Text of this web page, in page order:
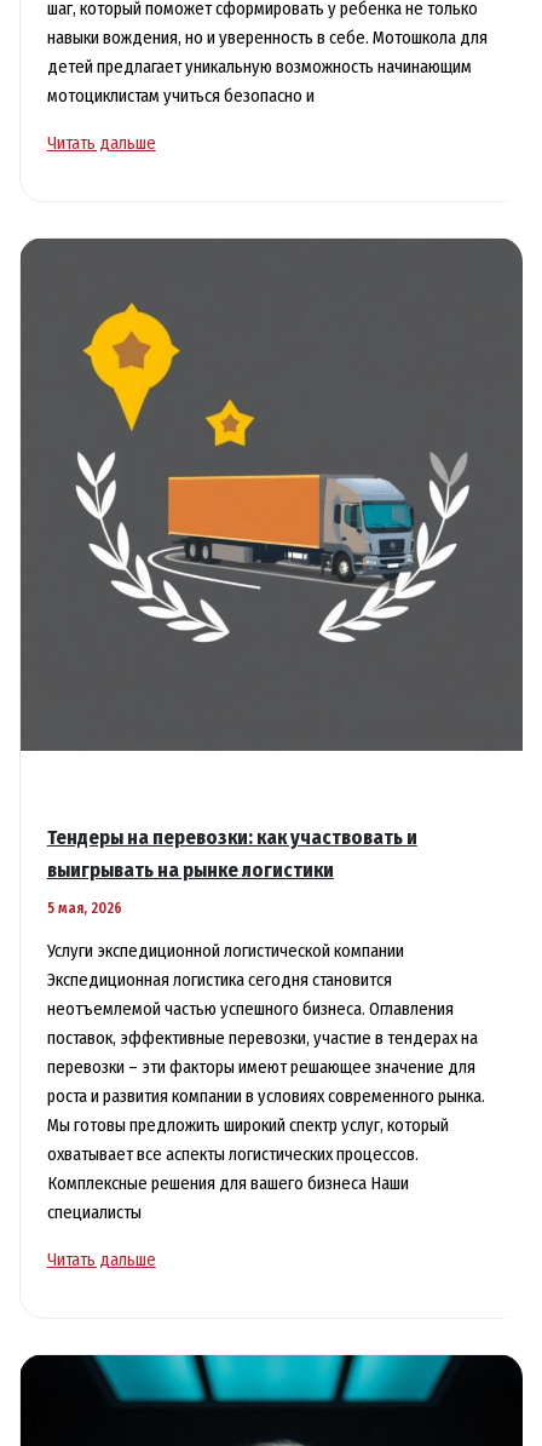
шаг, который поможет сформировать у ребенка не только
навыки вождения, но и уверенность в себе. Мотошкола для
детей предлагает уникальную возможность начинающим
мотоциклистам учиться безопасно и
Обучение
безопасного
будущего
Читать дальше
Тендеры на перевозки: как участвовать и
выигрывать на рынке логистики
5 мая, 2026
Услуги экспедиционной логистической компании
Экспедиционная логистика сегодня становится
неотъемлемой частью успешного бизнеса. Оглавления
поставок, эффективные перевозки, участие в тендерах на
перевозки – эти факторы имеют решающее значение для
роста и развития компании в условиях современного рынка.
Мы готовы предложить широкий спектр услуг, который
охватывает все аспекты логистических процессов.
Комплексные решения для вашего бизнеса Наши
специалисты
Тендеры
участвовать
Читать дальше